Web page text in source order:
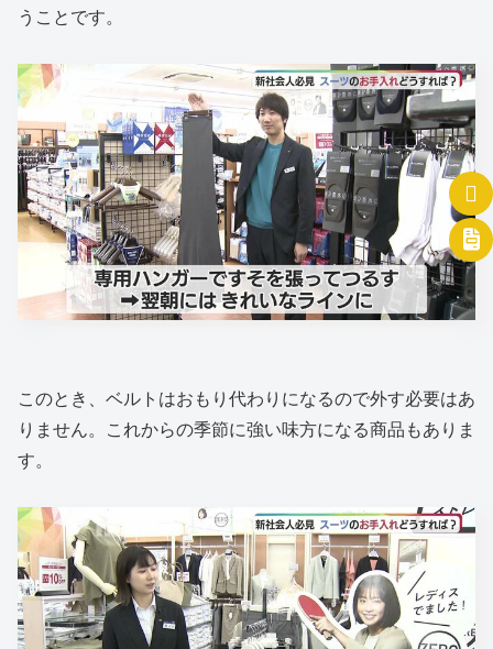
うことです。
このとき、ベルトはおもり代わりになるので外す必要はあ
りません。これからの季節に強い味方になる商品もありま
す。